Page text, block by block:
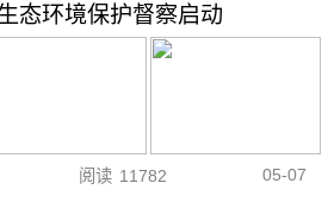
态环境保护督察启动
阅读 11782 05-07